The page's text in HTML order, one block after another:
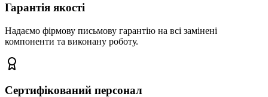
Гарантія якості
Надаємо фірмову письмову гарантію на всі замінені
компоненти та виконану роботу.
Сертифікований персонал